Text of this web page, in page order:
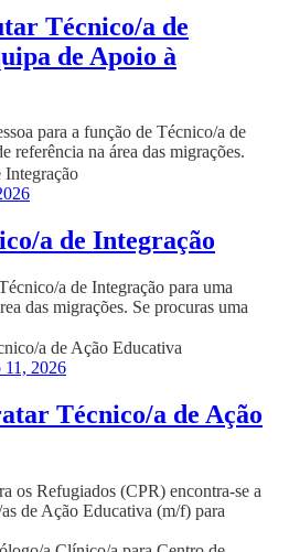
Técnico/a de
de Apoio à
para a função de Técnico/a de
referência na área das migrações.
a de Integração
a de Integração para uma
das migrações. Se procuras uma
11, 2026
Técnico/a de Ação
os Refugiados (CPR) encontra-se a
de Ação Educativa (m/f) para